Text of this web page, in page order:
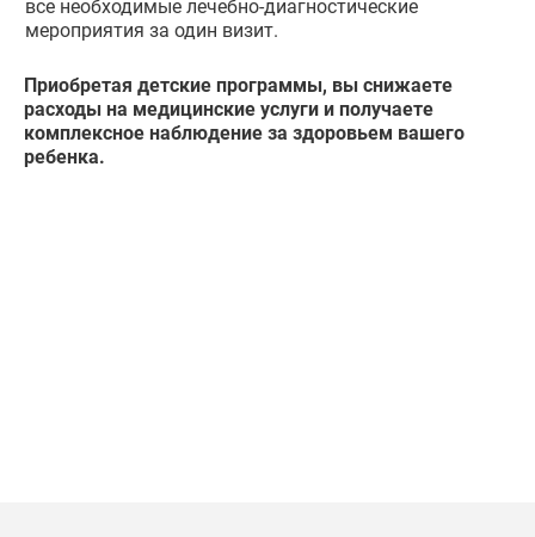
все необходимые лечебно-диагностические
мероприятия за один визит.
Приобретая детские программы, вы снижаете
расходы на медицинские услуги и получаете
комплексное наблюдение за здоровьем вашего
ребенка.